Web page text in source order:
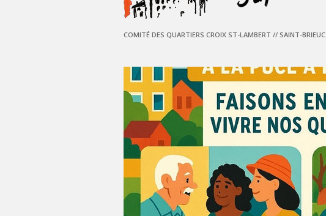
COMITÉ DES QUARTIERS CROIX ST-LAMBERT // SAINT-BRIEUC